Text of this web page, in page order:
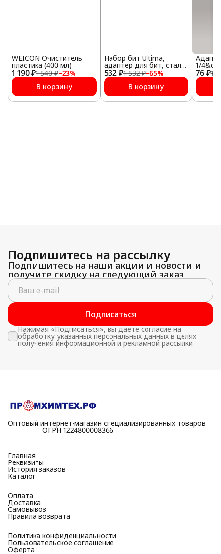
1 190 ₽1 540 ₽−23%
WEICON Очиститель
пластика (400 мл)
В корзину
532 ₽1 532 ₽−65%
Набор бит Ultima,
адаптер для бит, сталь
S2, 18 предм., в пласт.
Боксе
В корзину
76 ₽1
1/
Подпишитесь на рассылку
Подпишитесь на наши акции и новости и
получите скидку на следующий заказ
Подписаться
Нажимая «Подписаться», вы даете согласие на
обработку указанных персональных данных в целях
получения информационной и рекламной рассылки
Оптовый интернет-магазин специализированных товаров
⠀⠀⠀⠀⠀⠀⠀ОГРН 1224800008366
Главная
Реквизиты
История заказов
Каталог
Оплата
Доставка
Самовывоз
Правила возврата
Политика конфиденциальности
Пользовательское соглашение
Оферта